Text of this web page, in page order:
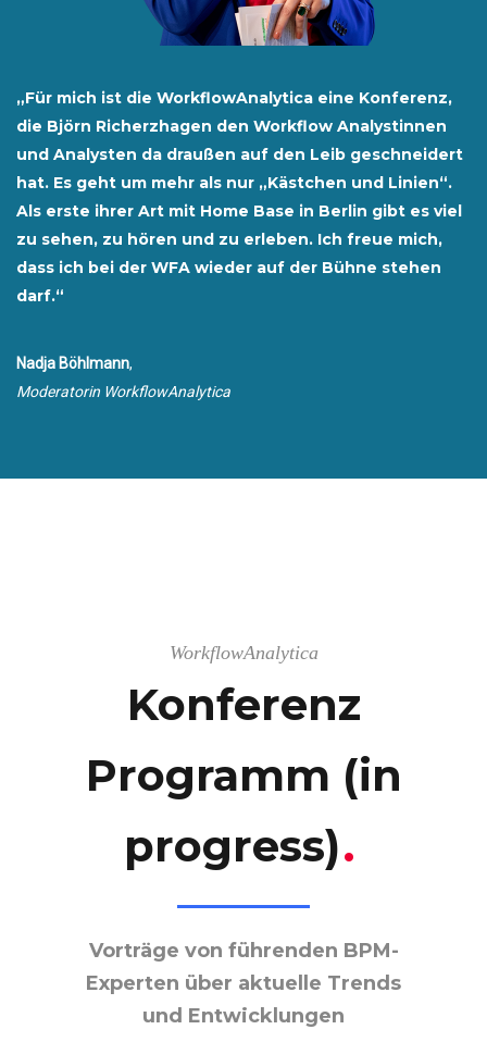
„Für mich ist die WorkflowAnalytica eine Konferenz,
die Björn Richerzhagen den Workflow Analystinnen
und Analysten da draußen auf den Leib geschneidert
hat. Es geht um mehr als nur „Kästchen und Linien“.
Als erste ihrer Art mit Home Base in Berlin gibt es viel
zu sehen, zu hören und zu erleben. Ich freue mich,
dass ich bei der WFA wieder auf der Bühne stehen
darf.“
Nadja Böhlmann,
Moderatorin WorkflowAnalytica
WorkflowAnalytica
Konferenz
Programm (in
progress)
.
Vorträge von führenden BPM-
Experten über aktuelle Trends
und Entwicklungen